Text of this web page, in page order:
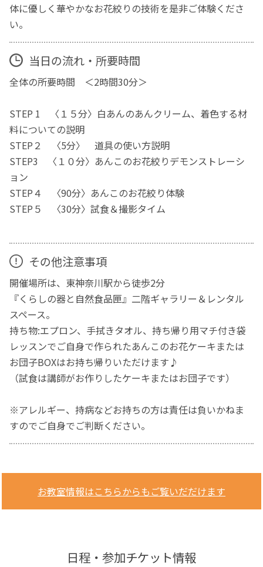
体に優しく華やかなお花絞りの技術を是非ご体験くださ
い。
当日の流れ・所要時間
全体の所要時間 ＜2時間30分＞
STEP 1 〈１５分〉白あんのあんクリーム、着色する材
料についての説明
STEP２ 〈5分〉 道具の使い方説明
STEP3 〈１０分〉あんこのお花絞りデモンストレーシ
ョン
STEP４ 〈90分〉あんこのお花絞り体験
STEP５ 〈30分〉試食＆撮影タイム
その他注意事項
開催場所は、東神奈川駅から徒歩2分
『くらしの器と自然食品匣』二階ギャラリー＆レンタル
スペース。
持ち物:エプロン、手拭きタオル、持ち帰り用マチ付き袋
レッスンでご自身で作られたあんこのお花ケーキまたは
お団子BOXはお持ち帰りいただけます♪
（試食は講師がお作りしたケーキまたはお団子です）
※アレルギー、持病などお持ちの方は責任は負いかねま
すのでご自身でご判断ください。
お教室情報はこちらからもご覧いだだけます
日程・参加チケット情報